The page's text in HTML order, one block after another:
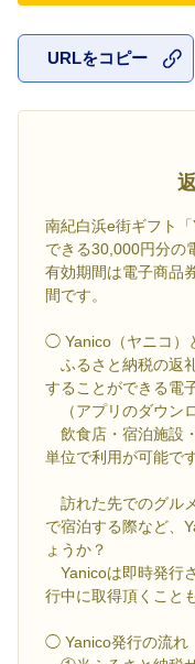
URLをコピー
南紀白浜e街ギフト
できる30,000円分の
有効期間は電子商品
間です。
◯ Yanico（ヤニコ）
ふるさと納税の返
することができる電
（アプリのダウン
飲食店・宿泊施設
単位で利用が可能です
訪れた先でのグル
で宿泊する際など、
ょうか？
Yanicoは即時発行
行中に取得頂くこと
◯ Yanico発行の流れ